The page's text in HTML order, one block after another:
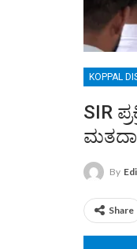
KOPPAL
SIR
By
Share